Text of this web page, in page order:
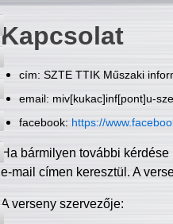
Kapcsolat
cím: SZTE TTIK Műszaki
email: miv[kukac]inf[pont]u-
facebook: https://
Ha bármilyen további
e-mail címen keresztül. A
A verseny szervezője: